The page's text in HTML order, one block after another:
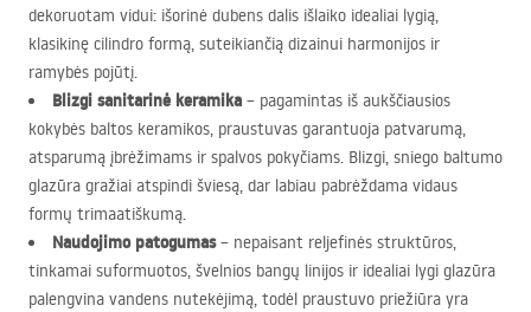
dekoruotam vidui: išorinė dubens dalis išlaiko idealiai lygią,
klasikinę cilindro formą, suteikiančią dizainui harmonijos ir
ramybės pojūtį.
Blizgi sanitarinė keramika – pagamintas iš aukščiausios
kokybės baltos keramikos, praustuvas garantuoja patvarumą,
atsparumą įbrėžimams ir spalvos pokyčiams. Blizgi, sniego baltumo
glazūra gražiai atspindi šviesą, dar labiau pabrėždama vidaus
formų trimaatiškumą.
Naudojimo patogumas– nepaisant reljefinės struktūros,
tinkamai suformuotos, švelnios bangų linijos ir idealiai lygi glazūra
palengvina vandens nutekėjimą, todėl praustuvo priežiūra yra